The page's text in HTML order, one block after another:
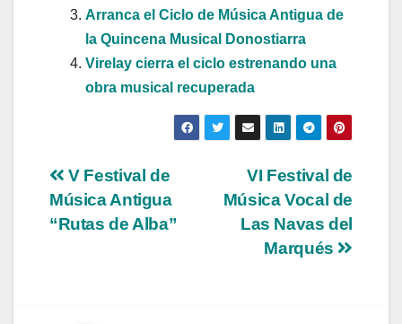
Arranca el Ciclo de Música Antigua de
la Quincena Musical Donostiarra
Virelay cierra el ciclo estrenando una
obra musical recuperada
Navegación
de
VI Festival de
Música Vocal de
Las Navas del
Marqués
V Festival de
Música Antigua
“Rutas de Alba”